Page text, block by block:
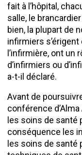
fait à l’hôpital,
salle, le
bien, la plupart de
infirmiers s’érigent
l’infirmière, ont un
d’infirmiers ou
a-t-il déclaré.
Avant de
conférence
les soins de santé
conséquence les
les soins de santé